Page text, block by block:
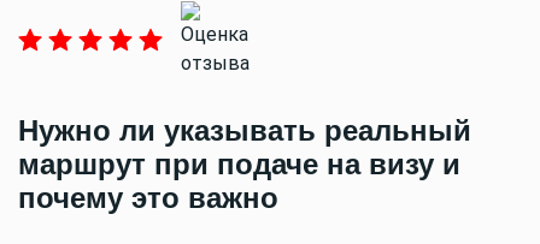
Нужно ли указывать реальный
маршрут при подаче на визу и
почему это важно